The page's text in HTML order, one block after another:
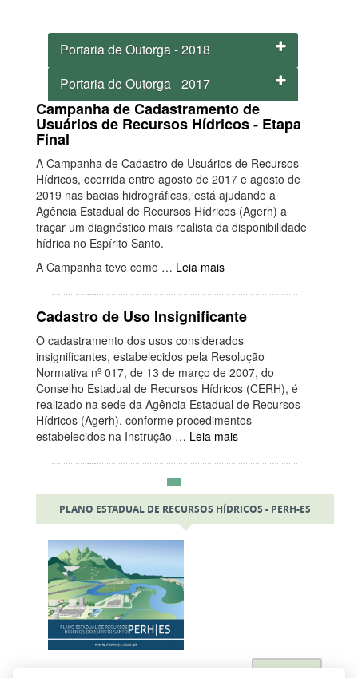
Portaria de Outorga - 2018
Portaria de Outorga - 2017
Campanha de Cadastramento de
Usuários de Recursos Hídricos - Etapa
Final
A Campanha de Cadastro de Usuários de Recursos
Hídricos, ocorrida entre agosto de 2017 e agosto de
2019 nas bacias hidrográficas, está ajudando a
Agência Estadual de Recursos Hídricos (Agerh) a
traçar um diagnóstico mais realista da disponibilidade
hídrica no Espírito Santo.
A Campanha teve como … Leia mais
Cadastro de Uso Insignificante
O cadastramento dos usos considerados
insignificantes, estabelecidos pela Resolução
Normativa nº 017, de 13 de março de 2007, do
Conselho Estadual de Recursos Hídricos (CERH), é
realizado na sede da Agência Estadual de Recursos
Hídricos (Agerh), conforme procedimentos
estabelecidos na Instrução … Leia mais
PLANO ESTADUAL DE RECURSOS HÍDRICOS - PERH-ES
Acessar